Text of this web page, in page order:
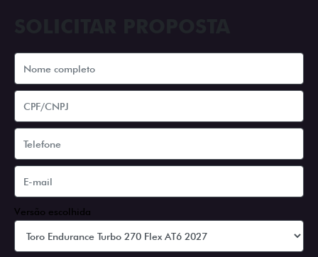
Versão escolhida